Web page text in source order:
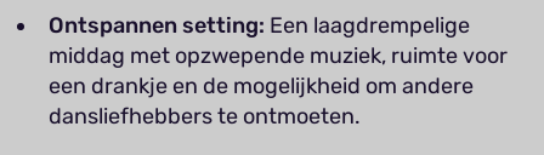
Ontspannen setting: Een laagdrempelige
middag met opzwepende muziek, ruimte voor
een drankje en de mogelijkheid om andere
dansliefhebbers te ontmoeten.